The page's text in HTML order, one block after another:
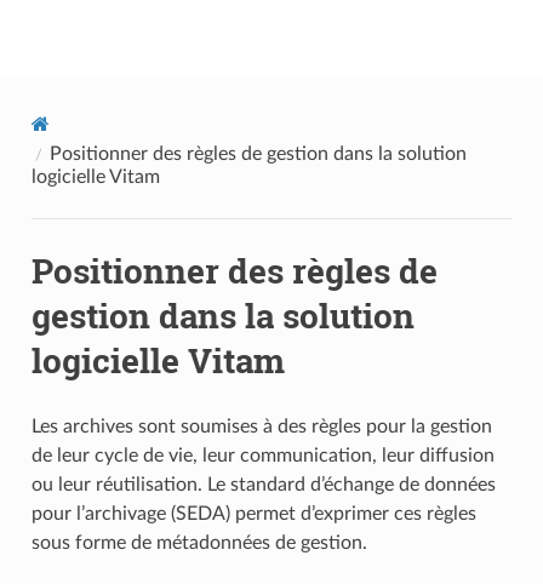
Positionner des règles de gestion dans la solution
logicielle Vitam
Positionner des règles de
gestion dans la solution
logicielle Vitam
Les archives sont soumises à des règles pour la gestion
de leur cycle de vie, leur communication, leur diffusion
ou leur réutilisation. Le standard d’échange de données
pour l’archivage (SEDA) permet d’exprimer ces règles
sous forme de métadonnées de gestion.